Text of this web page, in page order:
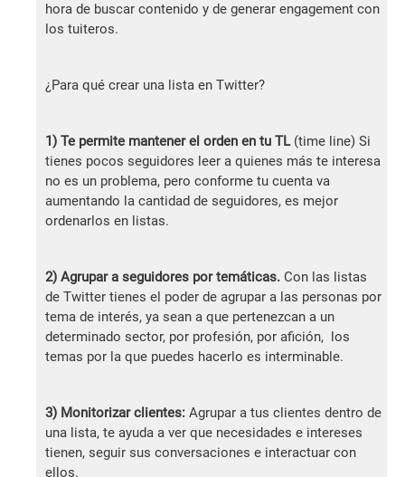
hora de buscar contenido y de generar engagement con
los tuiteros.
¿Para qué crear una lista en Twitter?
1) Te permite mantener el orden en tu TL(time line) Si
tienes pocos seguidores leer a quienes más te interesa
no es un problema, pero conforme tu cuenta va
aumentando la cantidad de seguidores, es mejor
ordenarlos en listas.
2) Agrupar a seguidores por temáticas. Con las listas
de Twitter tienes el poder de agrupar a las personas por
tema de interés, ya sean a que pertenezcan a un
determinado sector, por profesión, por afición, los
temas por la que puedes hacerlo es interminable.
3) Monitorizar clientes: Agrupar a tus clientes dentro de
una lista, te ayuda a ver que necesidades e intereses
tienen, seguir sus conversaciones e interactuar con
ellos.